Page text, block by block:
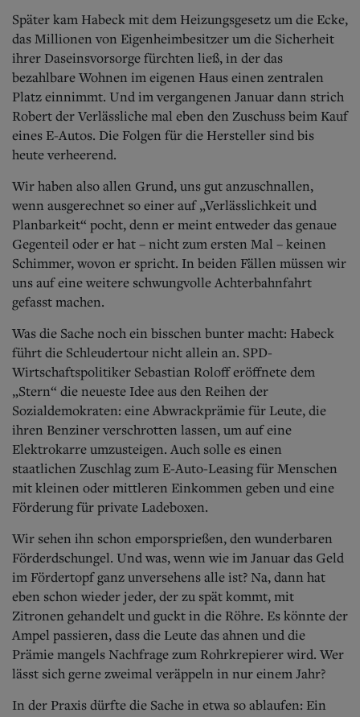
Später kam Habeck mit dem Heizungsgesetz um die Ecke,
das Millionen von Eigenheimbesitzer um die Sicherheit
ihrer Daseinsvorsorge fürchten ließ, in der das
bezahlbare Wohnen im eigenen Haus einen zentralen
Platz einnimmt. Und im vergangenen Januar dann strich
Robert der Verlässliche mal eben den Zuschuss beim Kauf
eines E-Autos. Die Folgen für die Hersteller sind bis
heute verheerend.
Wir haben also allen Grund, uns gut anzuschnallen,
wenn ausgerechnet so einer auf „Verlässlichkeit und
Planbarkeit“ pocht, denn er meint entweder das genaue
Gegenteil oder er hat – nicht zum ersten Mal – keinen
Schimmer, wovon er spricht. In beiden Fällen müssen wir
uns auf eine weitere schwungvolle Achterbahnfahrt
gefasst machen.
Was die Sache noch ein bisschen bunter macht: Habeck
führt die Schleudertour nicht allein an. SPD-
Wirtschaftspolitiker Sebastian Roloff eröffnete dem
„Stern“ die neueste Idee aus den Reihen der
Sozialdemokraten: eine Abwrackprämie für Leute, die
ihren Benziner verschrotten lassen, um auf eine
Elektrokarre umzusteigen. Auch solle es einen
staatlichen Zuschlag zum E-Auto-Leasing für Menschen
mit kleinen oder mittleren Einkommen geben und eine
Förderung für private Ladeboxen.
Wir sehen ihn schon emporsprießen, den wunderbaren
Förderdschungel. Und was, wenn wie im Januar das Geld
im Fördertopf ganz unversehens alle ist? Na, dann hat
eben schon wieder jeder, der zu spät kommt, mit
Zitronen gehandelt und guckt in die Röhre. Es könnte der
Ampel passieren, dass die Leute das ahnen und die
Prämie mangels Nachfrage zum Rohrkrepierer wird. Wer
lässt sich gerne zweimal veräppeln in nur einem Jahr?
In der Praxis dürfte die Sache in etwa so ablaufen: Ein